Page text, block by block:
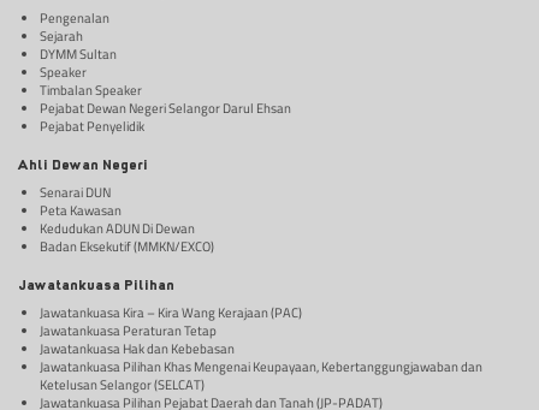
Pengenalan
Sejarah
DYMM Sultan
Speaker
Timbalan Speaker
Pejabat Dewan Negeri Selangor Darul Ehsan
Pejabat Penyelidik
Ahli Dewan Negeri
Senarai DUN
Peta Kawasan
Kedudukan ADUN Di Dewan
Badan Eksekutif (MMKN/EXCO)
Jawatankuasa Pilihan
Jawatankuasa Kira – Kira Wang Kerajaan (PAC)
Jawatankuasa Peraturan Tetap
Jawatankuasa Hak dan Kebebasan
Jawatankuasa Pilihan Khas Mengenai Keupayaan, Kebertanggungjawaban dan
Ketelusan Selangor (SELCAT)
Jawatankuasa Pilihan Pejabat Daerah dan Tanah (JP-PADAT)